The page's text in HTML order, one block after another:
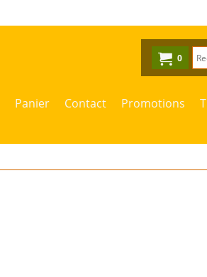
0
Panier Contact Promotions